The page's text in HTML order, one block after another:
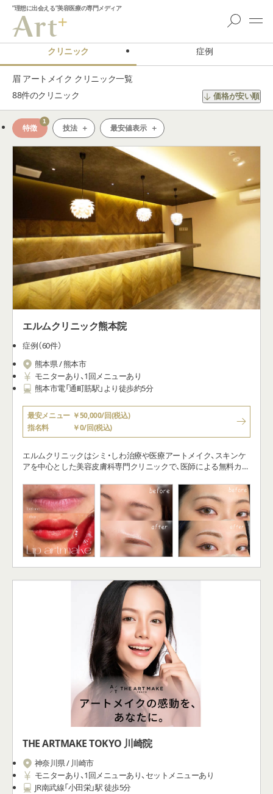
”理想に出会える”美容医療の専門メディア
クリニック 症例
眉 アートメイク クリニック一覧
88件のクリニック 価格が安い順
特徴
1
技法 最安値表示
エルムクリニック熊本院
症例（60件）
熊本県 / 熊本市
モニターあり、1回メニューあり
熊本市電「通町筋駅」より徒歩約5分
最安メニュー ￥50,000/回(税込)
指名料
￥0/回(税込)
エルムクリニックはシミ・しわ治療や医療アートメイク、スキンケ
アを中心とした美容皮膚科専門クリニックで、医師による無料カウ
不安をしっかりと聴き、「お肌の専門家」として、患者さま一人ひと
りに合わせた治療をご提案しています。
THE ARTMAKE TOKYO 川崎院
神奈川県 / 川崎市
モニターあり、1回メニューあり、セットメニューあり
JR南武線「小田栄」駅 徒歩5分